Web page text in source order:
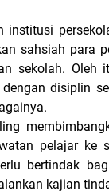
sahsiah para
sekolah.
disiplin
pelajar ke
bertindak
kajian